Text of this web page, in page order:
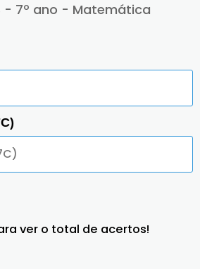
- 7º ano - Matemática
ver o total de acertos!